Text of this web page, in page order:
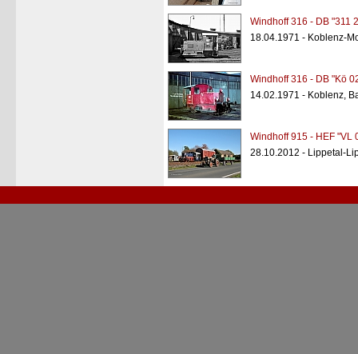
Windhoff 316 - DB "311
18.04.1971 - Koblenz-
Windhoff 316 - DB "Kö
14.02.1971 - Koblenz,
Windhoff 915 - HEF "VL
28.10.2012 - Lippetal-